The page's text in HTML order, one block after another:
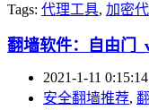
Tags: 代理工具, 加密
翻墙软件：自由门
2021-1-11
安全翻墙推荐,